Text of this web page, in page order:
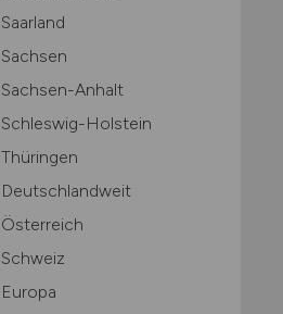
Saarland
Sachsen
Sachsen-Anhalt
Schleswig-Holstein
Thüringen
Deutschlandweit
Österreich
Schweiz
Europa